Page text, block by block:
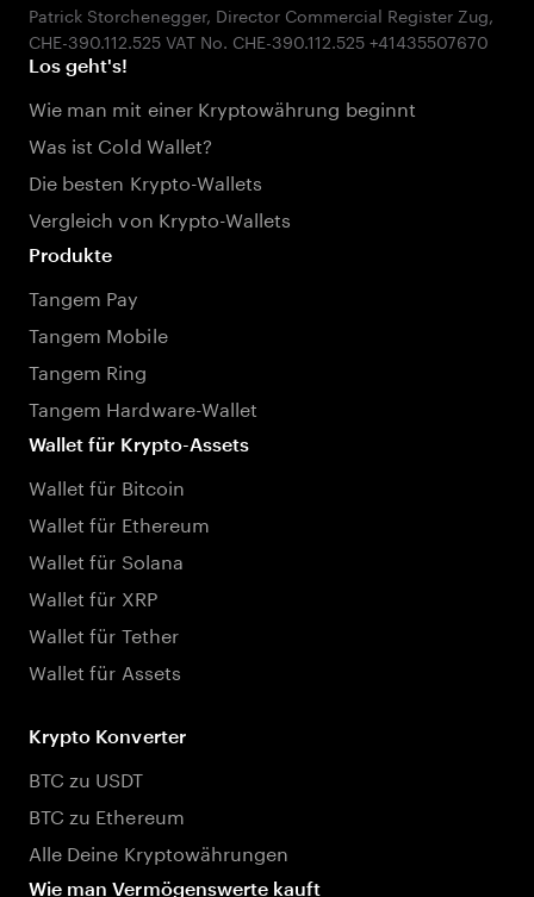
Patrick Storchenegger, Director Commercial Register Zug,
Los geht's!
Wie man mit einer Kryptowährung beginnt
Was ist Cold Wallet?
Die besten Krypto-Wallets
Vergleich von Krypto-Wallets
Produkte
Tangem Pay
Tangem Mobile
Tangem Ring
Tangem Hardware-Wallet
Wallet für Krypto-Assets
Wallet für Bitcoin
Wallet für Ethereum
Wallet für Solana
Wallet für XRP
Wallet für Tether
Wallet für Assets
Krypto Konverter
BTC zu USDT
BTC zu Ethereum
Alle Deine Kryptowährungen
Wie man Vermögenswerte kauft